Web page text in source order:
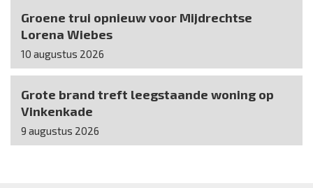
Groene trui opnieuw voor Mijdrechtse
Lorena Wiebes
10 augustus 2026
Grote brand treft leegstaande woning op
Vinkenkade
9 augustus 2026